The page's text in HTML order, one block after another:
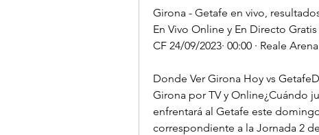
Girona - Getafe en vivo,
En Vivo Online y En Directo
CF 24/09/2023· 00:00 · Reale
Donde Ver Girona Hoy vs
Girona por TV y Online¿Cuándo
enfrentará al Getafe este
correspondiente a la Jornada 2